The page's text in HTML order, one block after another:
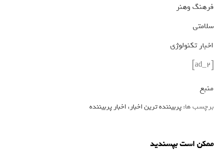
فرهنگ وهنر
سلامتی
اخبار تکنولوژی
[ad_2]
منبع
برچسب ها:پربیننده ترین اخبار، اخبار پربیننده
ممکن است بپسندید